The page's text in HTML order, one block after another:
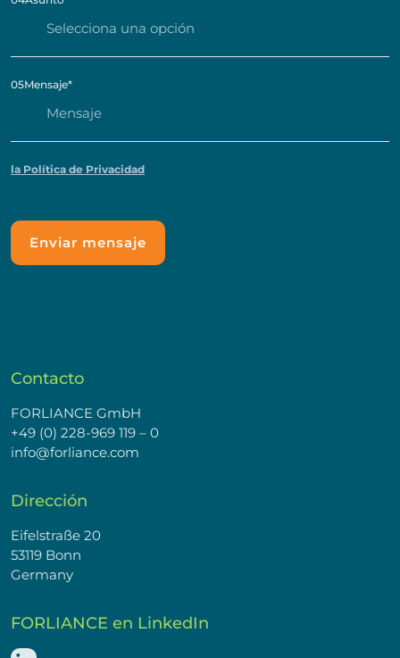
05Mensaje*
la Política de Privacidad
Contacto
FORLIANCE GmbH
+49 (0) 228-969 119 – 0
info@forliance.com
Dirección
Eifelstraße 20
53119 Bonn
Germany
FORLIANCE en LinkedIn